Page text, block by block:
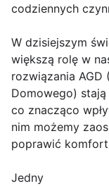
codziennych
W dzisiejszym
większą rolę w
rozwiązania AGD
Domowego)
co znacząco
nim możemy
poprawić
Jedny